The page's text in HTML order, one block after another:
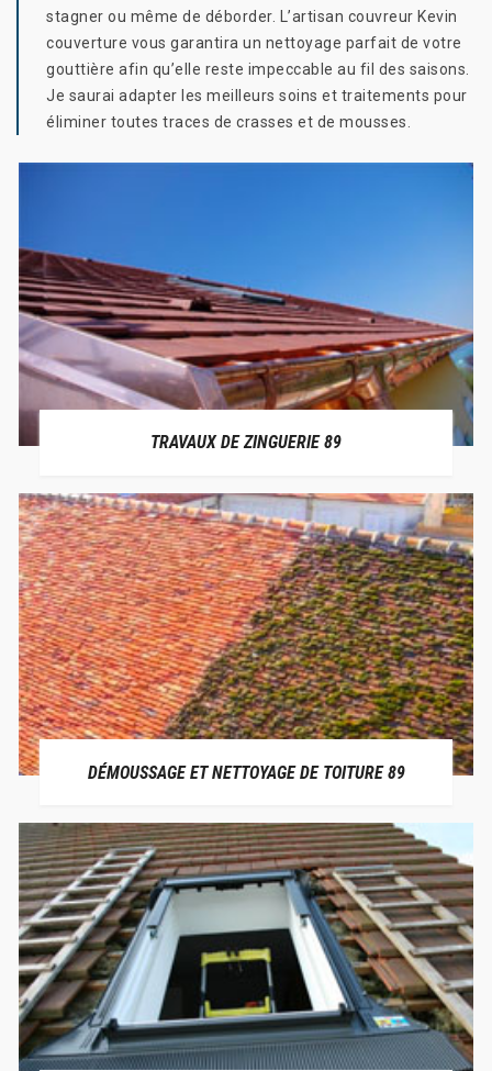
stagner ou même de déborder. L’artisan couvreur Kevin
couverture vous garantira un nettoyage parfait de votre
gouttière afin qu’elle reste impeccable au fil des saisons.
Je saurai adapter les meilleurs soins et traitements pour
éliminer toutes traces de crasses et de mousses.
TRAVAUX DE ZINGUERIE 89
DÉMOUSSAGE ET NETTOYAGE DE TOITURE 89